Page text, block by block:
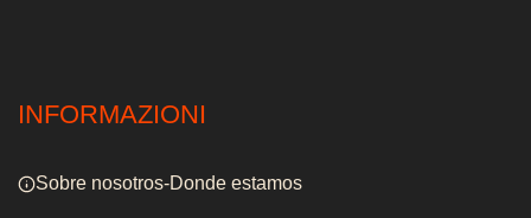
INFORMAZIONI
Sobre nosotros-Donde estamos